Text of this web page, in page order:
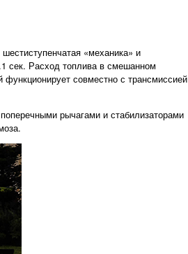
«механика» и
сек. Расход топлива в смешанном
совместно с трансмиссией
рычагами и стабилизаторами